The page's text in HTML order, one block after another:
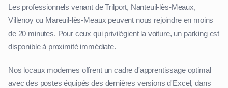
Les professionnels venant de Trilport, Nanteuil-lès-Meaux,
Villenoy ou Mareuil-lès-Meaux peuvent nous rejoindre en moins
de 20 minutes. Pour ceux qui privilégient la voiture, un parking est
disponible à proximité immédiate.
Nos locaux modernes offrent un cadre d'apprentissage optimal
avec des postes équipés des dernières versions d'Excel, dans